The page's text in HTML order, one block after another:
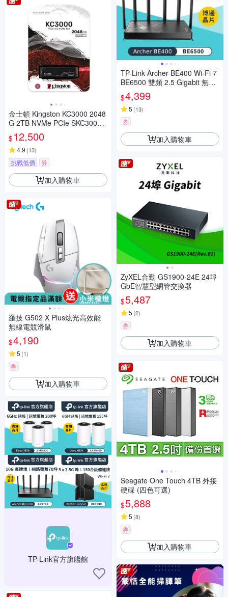
金士頓 Kingston KC3000 2048
G 2TB NVMe PCIe SKC3000
D/2048G SSD 固態硬碟
$12,500
4.9 (13)
挑戰低價 券
加入購物車
羅技 G502 X Plus炫光高效能
無線電競滑鼠
$4,190
5 (1)
券
加入購物車
TP-Link官方旗艦館
TP-Link Archer BE400 Wi-Fi 7
BE6500 雙頻 2.5 Gigabit 無線
網路路由器(WiFi 7分享器/VPN)
$4,399
5 (13)
券
加入購物車
ZyXEL合勤 GS1900-24E 24埠
GbE智慧型網管交換器
$5,487
5 (2)
券
加入購物車
Seagate One Touch 4TB 外接
硬碟 (四色可選)
$5,888
5 (8)
券
加入購物車